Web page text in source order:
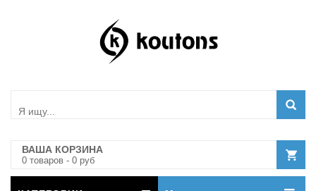
ВАША КОРЗИНА
0 товаров - 0 руб